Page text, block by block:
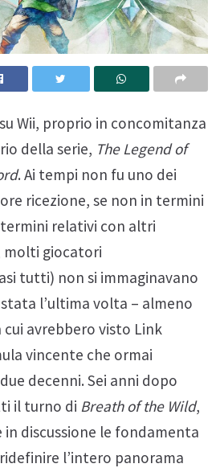
Wii, proprio in concomitanza
della serie, The Legend of
. Ai tempi non fu uno dei
ricezione, se non in termini
relativi con altri
molti giocatori
tutti) non si immaginavano
l’ultima volta – almeno
avrebbero visto Link
vincente che ormai
decenni. Sei anni dopo
il turno di Breath of the Wild,
discussione le fondamenta
l’intero panorama